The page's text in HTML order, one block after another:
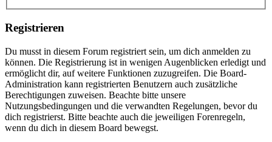
Registrieren
Du musst in diesem Forum registriert sein, um dich anmelden zu
können. Die Registrierung ist in wenigen Augenblicken erledigt und
ermöglicht dir, auf weitere Funktionen zuzugreifen. Die Board-
Administration kann registrierten Benutzern auch zusätzliche
Berechtigungen zuweisen. Beachte bitte unsere
Nutzungsbedingungen und die verwandten Regelungen, bevor du
dich registrierst. Bitte beachte auch die jeweiligen Forenregeln,
wenn du dich in diesem Board bewegst.